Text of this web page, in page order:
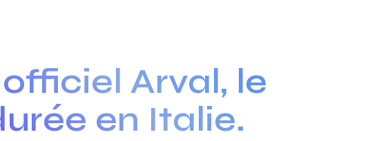
Arval, le
en Italie.